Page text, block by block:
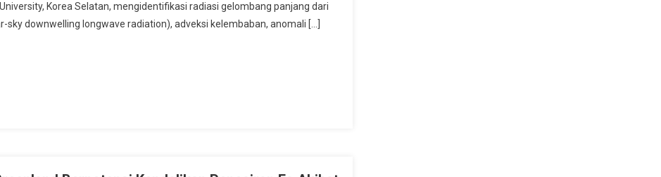
Korea Selatan, mengidentifikasi radiasi gelombang panjang dari
downwelling longwave radiation), adveksi kelembaban, anomali […]